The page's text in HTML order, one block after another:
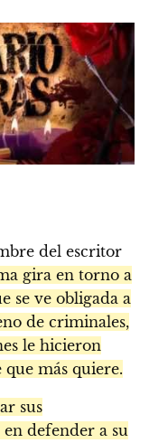
del escritor
gira en torno a
se ve obligada a
de criminales,
le hicieron
más quiere.
sus
defender a su